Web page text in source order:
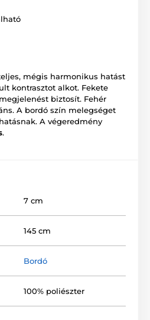
mégis harmonikus hatást
kontrasztot alkot. Fekete
biztosít. Fehér
A bordó szín melegséget
A végeredmény
.
7 cm
145 cm
Bordó
100% poliészter